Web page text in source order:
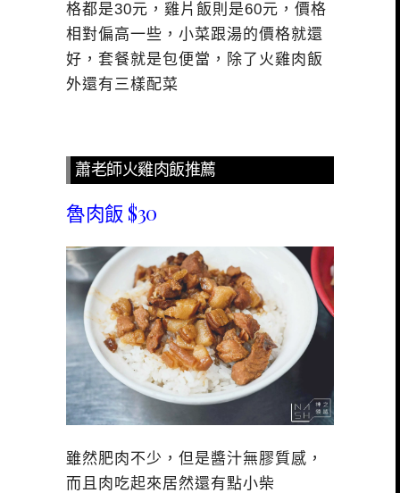
格都是30元，雞片飯則是60元，價格
相對偏高一些，小菜跟湯的價格就還
好，套餐就是包便當，除了火雞肉飯
外還有三樣配菜
蕭老師火雞肉飯推薦
魯肉飯 $30
雖然肥肉不少，但是醬汁無膠質感，
而且肉吃起來居然還有點小柴